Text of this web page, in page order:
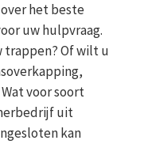
het beste
uw hulpvraag.
trappen? Of wilt u
voor soort
uit
kan